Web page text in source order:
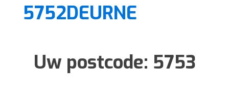
5752DEURNE
Uw postcode: 5753